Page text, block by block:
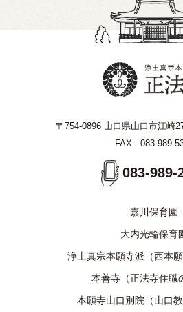
〒754-0896 山口県山口市江崎
FAX : 083-989-
083-989-
嘉川保育園
大内光輪保育
浄土真宗本願寺派（西本
本善寺（正法寺住職
本願寺山口別院（山口教